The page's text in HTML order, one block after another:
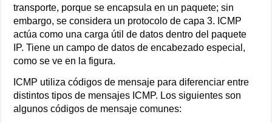
transporte, porque se encapsula en un paquete; sin
embargo, se considera un protocolo de capa 3. ICMP
actúa como una carga útil de datos dentro del paquete
IP. Tiene un campo de datos de encabezado especial,
como se ve en la figura.
ICMP utiliza códigos de mensaje para diferenciar entre
distintos tipos de mensajes ICMP. Los siguientes son
algunos códigos de mensaje comunes: